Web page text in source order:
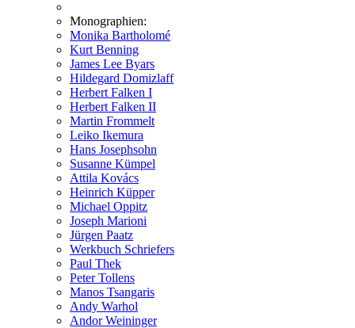
Monographien:
Monika Bartholomé
Kurt Benning
James Lee Byars
Hildegard Domizlaff
Herbert Falken I
Herbert Falken II
Martin Frommelt
Leiko Ikemura
Hans Josephsohn
Susanne Kümpel
Attila Kovács
Heinrich Küpper
Michael Oppitz
Joseph Marioni
Jürgen Paatz
Werkbuch Schriefers
Paul Thek
Peter Tollens
Manos Tsangaris
Andy Warhol
Andor Weininger